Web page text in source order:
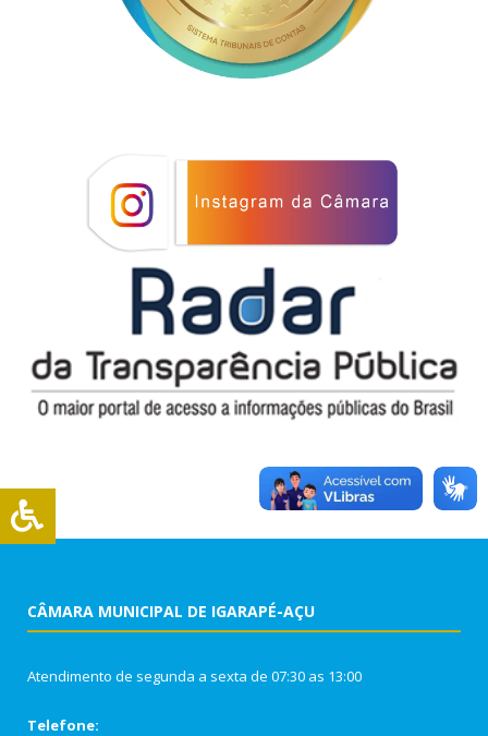
CÂMARA MUNICIPAL DE IGARAPÉ-AÇU
Atendimento de segunda a sexta de 07:30 as 13:00
Telefone: